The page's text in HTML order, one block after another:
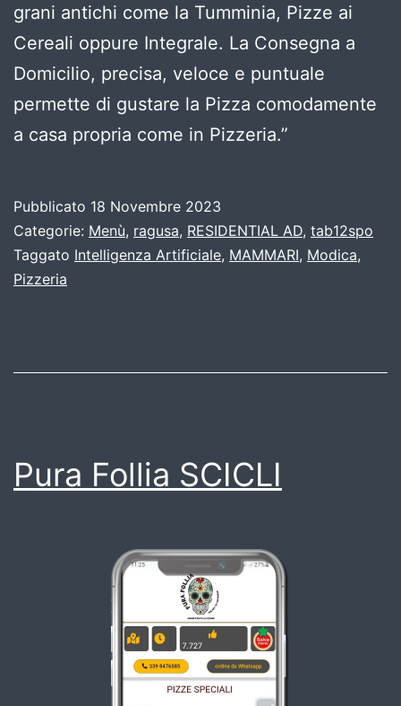
grani antichi come la Tumminia, Pizze ai
Cereali oppure Integrale. La Consegna a
Domicilio, precisa, veloce e puntuale
permette di gustare la Pizza comodamente
a casa propria come in Pizzeria.”
Pubblicato 18 Novembre 2023
Categorie: Menù, ragusa, RESIDENTIAL AD, tab12spo
Taggato Intelligenza Artificiale, MAMMARI, Modica,
Pizzeria
Pura Follia SCICLI